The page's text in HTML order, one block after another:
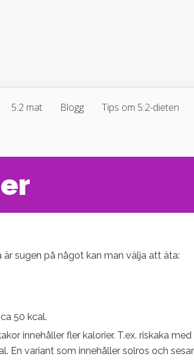
5:2 mat Blogg Tips om 5:2-dieten
sugen på något kan man välja att äta:
50 kcal.
innehåller fler kalorier. T.ex. riskaka med
En variant som innehåller solros och